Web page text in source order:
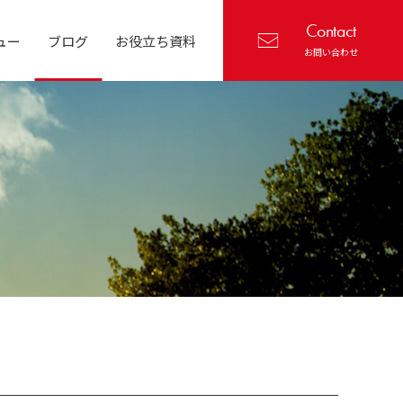
ー ブログ お役立ち資料 Contact
お問い合わせ